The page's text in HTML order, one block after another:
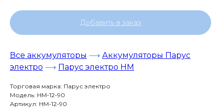
Добавить в заказ
Все аккумуляторы ⟶ Аккумуляторы Парус
электро ⟶ Парус электро HM
Торговая марка: Парус электро
Модель: HM-12-90
Артикул: HM-12-90